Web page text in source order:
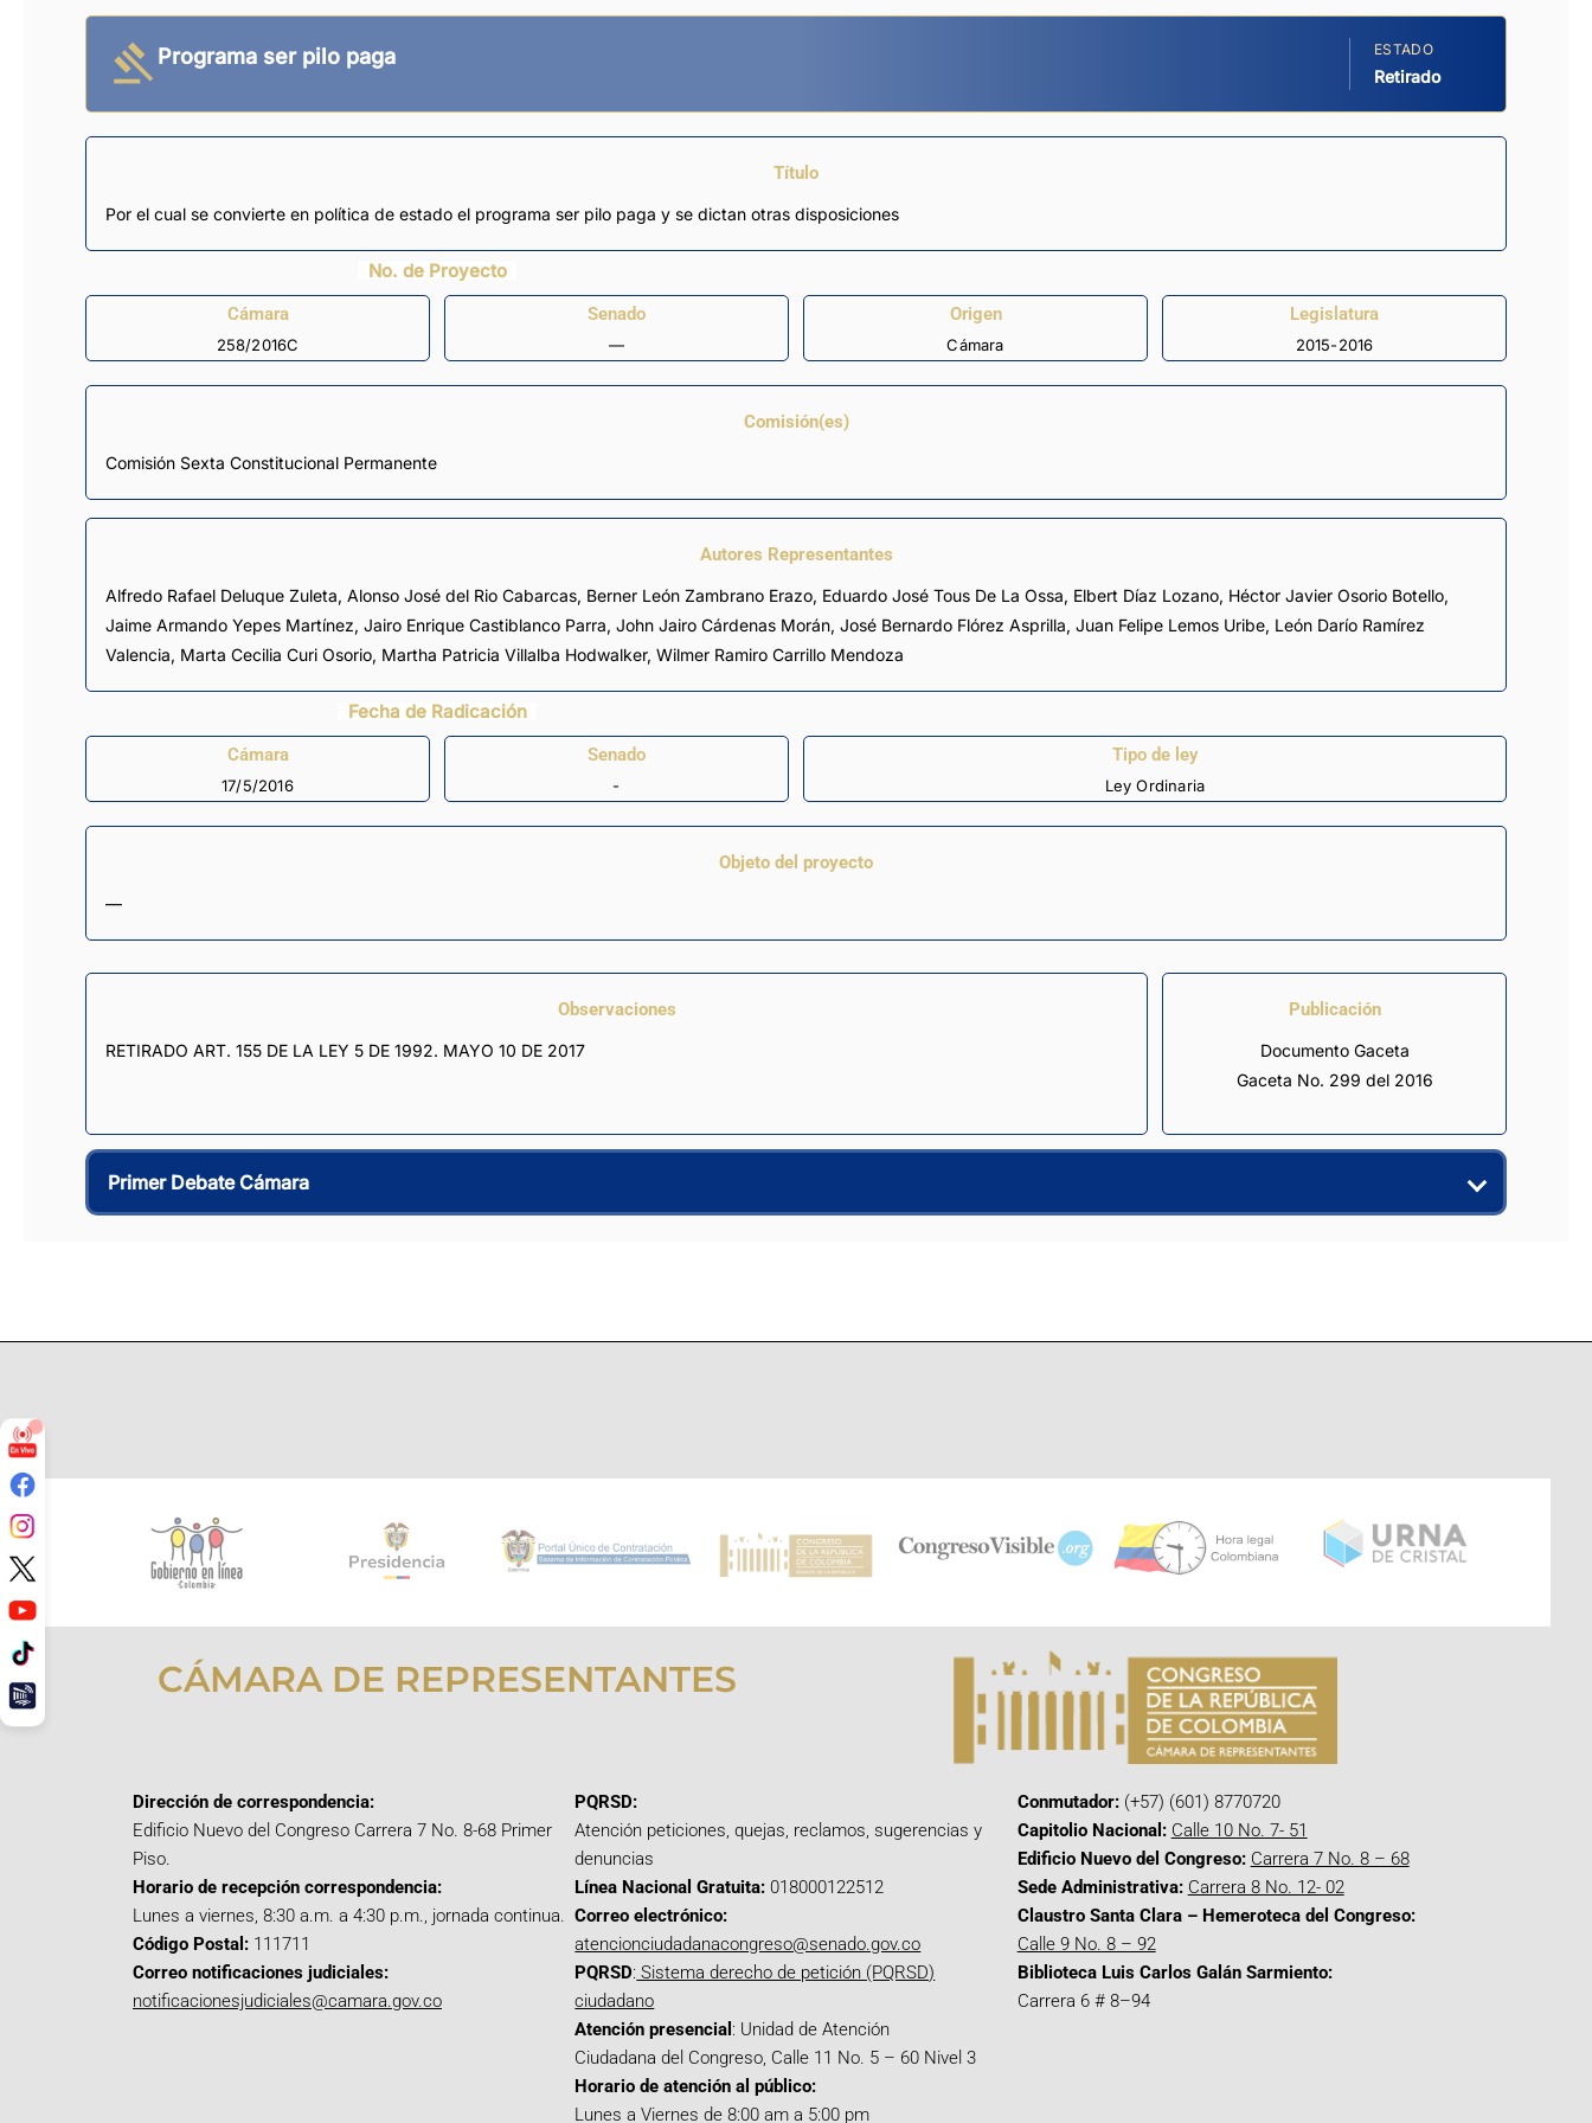
Programa ser pilo paga ESTADO
Retirado
Título
Por el cual se convierte en política de estado el programa ser pilo paga y se dictan otras disposiciones
No. de Proyecto
Cámara
258/2016C
Senado
—
Origen
Cámara
Legislatura
2015-2016
Comisión(es)
Comisión Sexta Constitucional Permanente
Autores Representantes
Alfredo Rafael Deluque Zuleta, Alonso José del Rio Cabarcas, Berner León Zambrano Erazo, Eduardo José Tous De La Ossa, Elbert Díaz Lozano, Héctor Javier Osorio Botello,
Jaime Armando Yepes Martínez, Jairo Enrique Castiblanco Parra, John Jairo Cárdenas Morán, José Bernardo Flórez Asprilla, Juan Felipe Lemos Uribe, León Darío Ramírez
Valencia, Marta Cecilia Curi Osorio, Martha Patricia Villalba Hodwalker, Wilmer Ramiro Carrillo Mendoza
Fecha de Radicación
Cámara
17/5/2016
Senado
-
Tipo de ley
Ley Ordinaria
Objeto del proyecto
—
Observaciones
RETIRADO ART. 155 DE LA LEY 5 DE 1992. MAYO 10 DE 2017
Publicación
Documento Gaceta
Gaceta No. 299 del 2016
Primer Debate Cámara
CÁMARA DE REPRESENTANTES
Dirección de correspondencia:
Edificio Nuevo del Congreso Carrera 7 No. 8-68 Primer
Piso.
Horario de recepción correspondencia:
Lunes a viernes, 8:30 a.m. a 4:30 p.m., jornada continua.
Código Postal: 111711
Correo notificaciones judiciales:
notificacionesjudiciales@camara.gov.co
PQRSD:
Atención peticiones, quejas, reclamos, sugerencias y
denuncias
Línea Nacional Gratuita: 018000122512
Correo electrónico:
atencionciudadanacongreso@senado.gov.co
PQRSD: Sistema derecho de petición (PQRSD)
ciudadano
Atención presencial : Unidad de Atención
Ciudadana del Congreso, Calle 11 No. 5 – 60 Nivel 3
Horario de atención al público:
Lunes a Viernes de 8:00 am a 5:00 pm
Conmutador:(+57) (601) 8770720
Capitolio Nacional: Calle 10 No. 7- 51
Edificio Nuevo del Congreso: Carrera 7 No. 8 – 68
Sede Administrativa: Carrera 8 No. 12- 02
Claustro Santa Clara – Hemeroteca del Congreso:
Calle 9 No. 8 – 92
Biblioteca Luis Carlos Galán Sarmiento:
Carrera 6 # 8–94